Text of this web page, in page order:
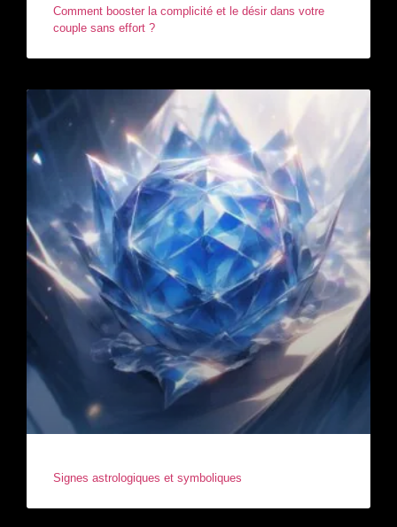
Comment booster la complicité et le désir dans votre
couple sans effort ?
Signes astrologiques et symboliques